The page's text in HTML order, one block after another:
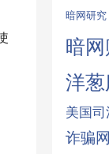
暗网研究
暗
洋
美国司
诈骗